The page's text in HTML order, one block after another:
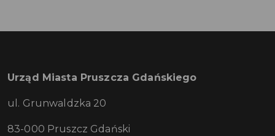
Urząd Miasta Pruszcza Gdańskiego
ul. Grunwaldzka 20
83-000 Pruszcz Gdański